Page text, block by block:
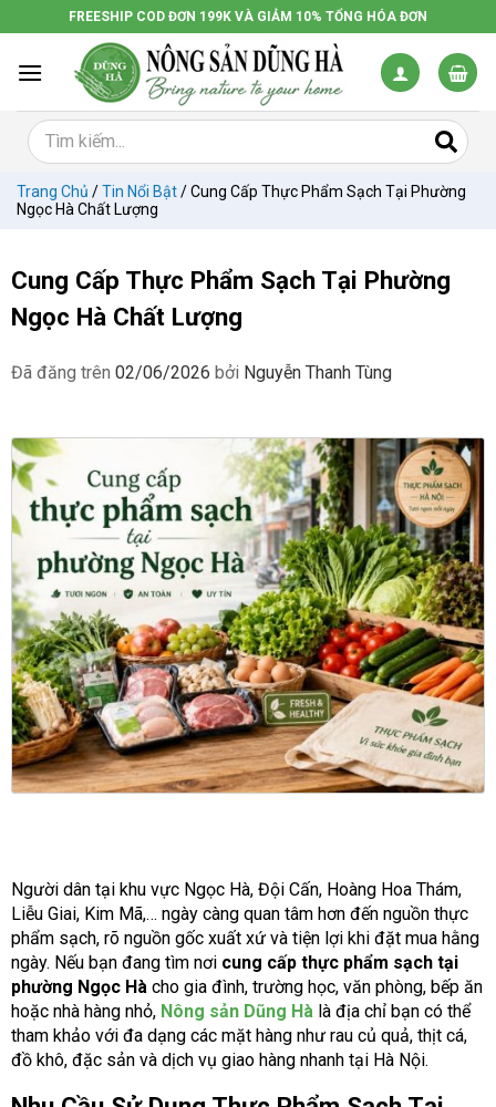
đến
dung
FREESHIP COD ĐƠN 199K VÀ GIẢM 10% TỔNG HÓA ĐƠN
Trang Chủ /Tin Nổi Bật/Cung Cấp Thực Phẩm Sạch Tại Phường
Ngọc Hà Chất Lượng
Cung Cấp Thực Phẩm Sạch Tại Phường
Ngọc Hà Chất Lượng
Đã đăng trên 02/06/2026 bởi Nguyễn Thanh Tùng
Người dân tại khu vực Ngọc Hà, Đội Cấn, Hoàng Hoa Thám,
Liễu Giai, Kim Mã,… ngày càng quan tâm hơn đến nguồn thực
phẩm sạch, rõ nguồn gốc xuất xứ và tiện lợi khi đặt mua hằng
ngày. Nếu bạn đang tìm nơi cung cấp thực phẩm sạch tại
phường Ngọc Hà cho gia đình, trường học, văn phòng, bếp ăn
hoặc nhà hàng nhỏ, Nông sản Dũng Hà là địa chỉ bạn có thể
tham khảo với đa dạng các mặt hàng như rau củ quả, thịt cá,
đồ khô, đặc sản và dịch vụ giao hàng nhanh tại Hà Nội.